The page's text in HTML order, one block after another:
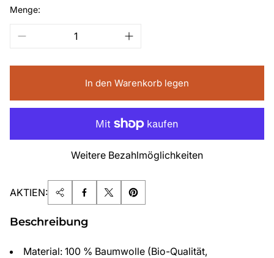
Menge:
In den Warenkorb legen
Weitere Bezahlmöglichkeiten
AKTIEN:
Beschreibung
Material: 100 % Baumwolle (Bio-Qualität,